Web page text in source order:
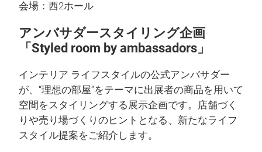
会場：西2ホール
アンバサダースタイリング企画
「 Styled room by ambassadors」
インテリア ライフスタイルの公式アンバサダー
が、“理想の部屋”をテーマに出展者の商品を用いて
空間をスタイリングする展示企画です。店舗づく
りや売り場づくりのヒントとなる、新たなライフ
スタイル提案をご紹介します。